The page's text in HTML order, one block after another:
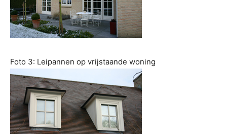
Foto 3: Leipannen op vrijstaande woning